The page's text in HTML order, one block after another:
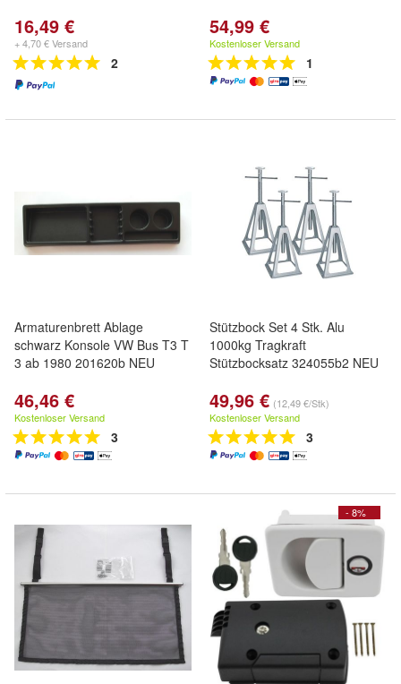
16,49 €
+ 4,70 € Versand
2
54,99 €
Kostenloser Versand
1
Armaturenbrett Ablage
schwarz Konsole VW Bus T3 T
3 ab 1980 201620b NEU
46,46 €
Kostenloser Versand
3
Stützbock Set 4 Stk. Alu
1000kg Tragkraft
Stützbocksatz 324055b2 NEU
49,96 € (12,49 €/Stk)
Kostenloser Versand
3
- 8%